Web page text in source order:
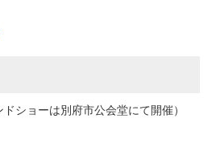
ショーは別府市公会堂にて開催）